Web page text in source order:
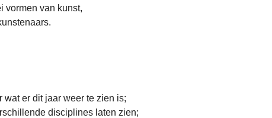
vormen van kunst,
er dit jaar weer te zien is;
disciplines laten zien;